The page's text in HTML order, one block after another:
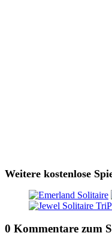
Weitere kostenlose
0 Kommentare zum